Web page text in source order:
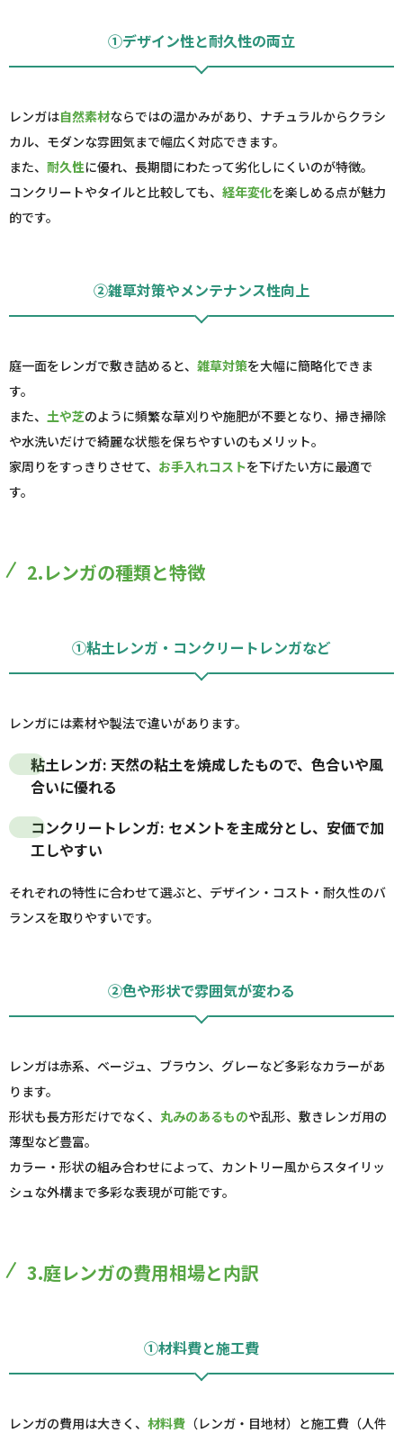
①デザイン性と耐久性の両立
レンガは自然素材ならではの温かみがあり、ナチュラルからクラシ
カル、モダンな雰囲気まで幅広く対応できます。
また、 耐久性に優れ、長期間にわたって劣化しにくいのが特徴。
コンクリートやタイルと比較しても、 経年変化を楽しめる点が魅力
的です。
②雑草対策やメンテナンス性向上
庭一面をレンガで敷き詰めると、 雑草対策を大幅に簡略化できま
す。
また、 土や芝のように頻繁な草刈りや施肥が不要となり、掃き掃除
や水洗いだけで綺麗な状態を保ちやすいのもメリット。
家周りをすっきりさせて、 お手入れコストを下げたい方に最適で
す。
2.レンガの種類と特徴
①粘土レンガ・コンクリートレンガなど
レンガには素材や製法で違いがあります。
粘土レンガ: 天然の粘土を焼成したもので、色合いや風
合いに優れる
コンクリートレンガ: セメントを主成分とし、安価で加
工しやすい
それぞれの特性に合わせて選ぶと、デザイン・コスト・耐久性のバ
ランスを取りやすいです。
②色や形状で雰囲気が変わる
レンガは赤系、ベージュ、ブラウン、グレーなど多彩なカラーがあ
ります。
形状も長方形だけでなく、 丸みのあるものや乱形、敷きレンガ用の
薄型など豊富。
カラー・形状の組み合わせによって、カントリー風からスタイリッ
シュな外構まで多彩な表現が可能です。
3.庭レンガの費用相場と内訳
①材料費と施工費
レンガの費用は大きく、 材料費 （レンガ・目地材）と施工費（人件